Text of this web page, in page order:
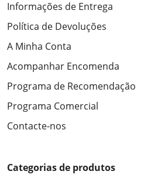
Informações de Entrega
Política de Devoluções
A Minha Conta
Acompanhar Encomenda
Programa de Recomendação
Programa Comercial
Contacte-nos
Categorias de produtos